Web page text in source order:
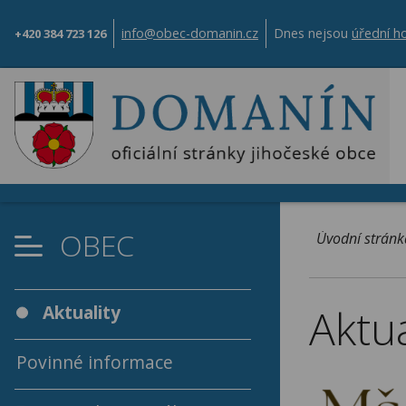
+420 384 723 126 info@obec-domanin.cz Dnes nejsou úřední
Úvodní
OBEC
Aktuality
Povinné informace